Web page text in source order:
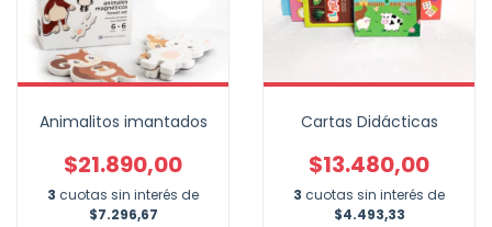
Animalitos imantados
$21.890,00
3 cuotas sin interés de
$7.296,67
Cartas Didácticas
$13.480,00
3 cuotas sin interés de
$4.493,33